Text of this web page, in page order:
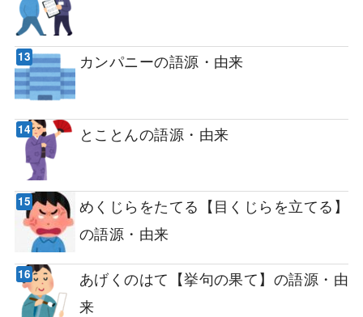
カンパニーの語源・由来
とことんの語源・由来
めくじらをたてる【目くじらを立てる】
の語源・由来
あげくのはて【挙句の果て】の語源・由
来